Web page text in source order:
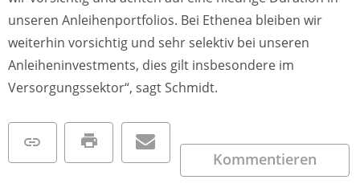
unseren Anleihenportfolios. Bei Ethenea bleiben wir
weiterhin vorsichtig und sehr selektiv bei unseren
Anleiheninvestments, dies gilt insbesondere im
Versorgungssektor“, sagt Schmidt.
Kommentieren